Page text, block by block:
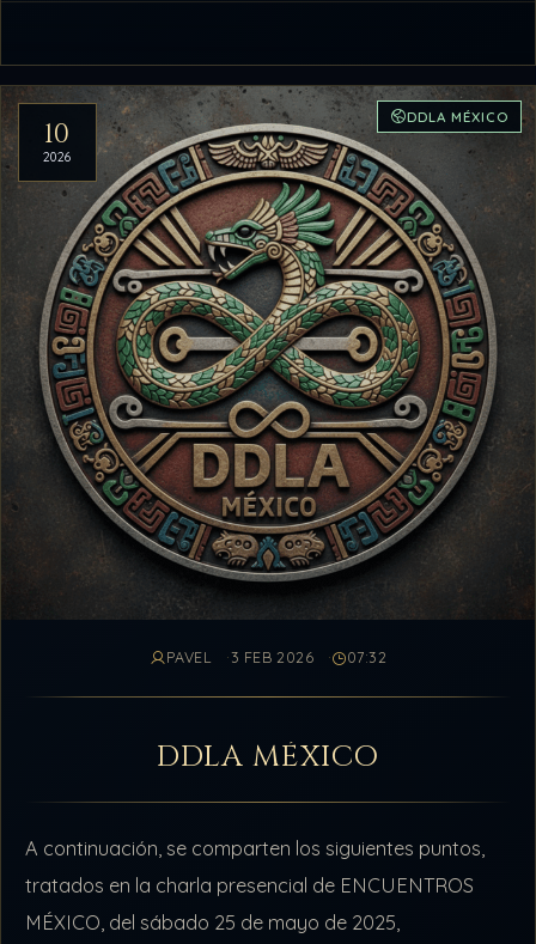
10
2026
DDLA MÉXICO
PAVEL 3 FEB 2026 07:32
DDLA MÉXICO
A continuación, se comparten los siguientes puntos,
tratados en la charla presencial de ENCUENTROS
MÉXICO, del sábado 25 de mayo de 2025,